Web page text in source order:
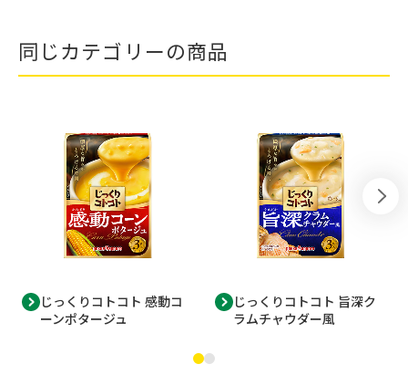
同じカテゴリーの商品
じっくりコトコト 感動コ
ーンポタージュ
じっくりコトコト 旨深ク
ラムチャウダー風